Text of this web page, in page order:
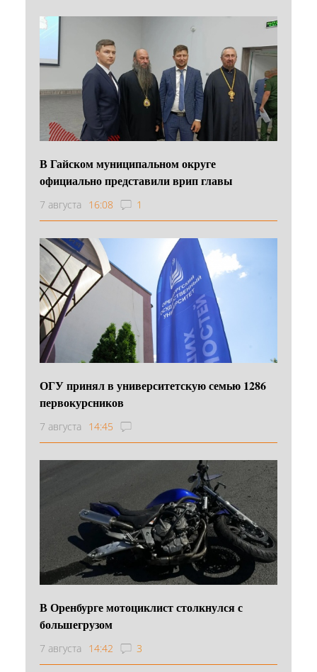
В Гайском муниципальном округе
официально представили врип главы
7 августа 16:08 1
ОГУ принял в университетскую семью 1286
первокурсников
7 августа 14:45
В Оренбурге мотоциклист столкнулся с
большегрузом
7 августа 14:42 3